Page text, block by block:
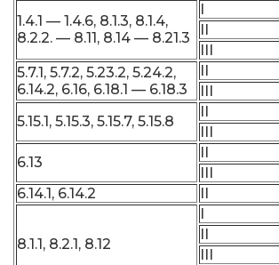
1.4.1 — 1.4.6, 8.1.3, 8.1.4,
8.2.2. — 8.11, 8.14 — 8.21.3
I
II
III
5.7.1, 5.7.2, 5.23.2, 5.24.2,
6.14.2, 6.16, 6.18.1 — 6.18.3
II
III
5.15.1, 5.15.3, 5.15.7, 5.15.8
II
III
6.13
II
III
6.14.1, 6.14.2
II
8.1.1, 8.2.1, 8.12
I
II
III